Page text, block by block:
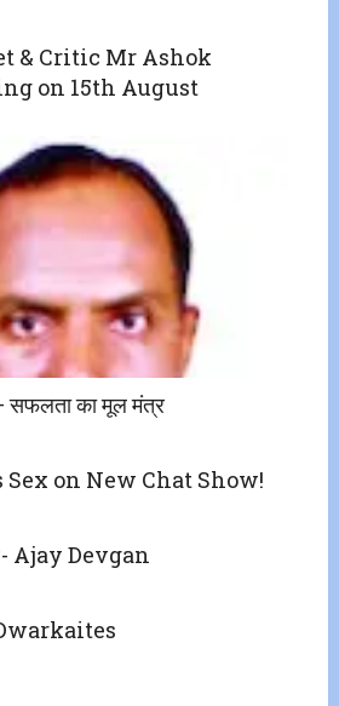
& Critic Mr Ashok
on 15th August
सफलता का मूल मंत्र
on New Chat Show!
Ajay Devgan